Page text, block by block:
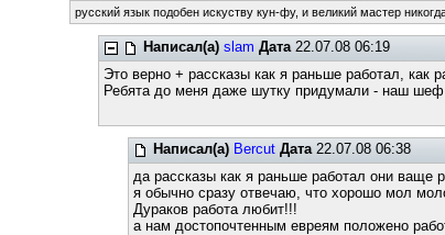
русский язык подобен искуству кун-фу, и великий мастер
Написал(а) slam Дата22.07.08 06:19
Это верно + рассказы как я раньше работал, как
Ребята до меня даже шутку придумали - наш шеф
Написал(а) Bercut Дата22.07.08 06:38
да рассказы как я раньше работал они ваще
я обычно сразу отвечаю, что хорошо мол
Дураков работа любит!!!
а нам достопочтенным евреям положено